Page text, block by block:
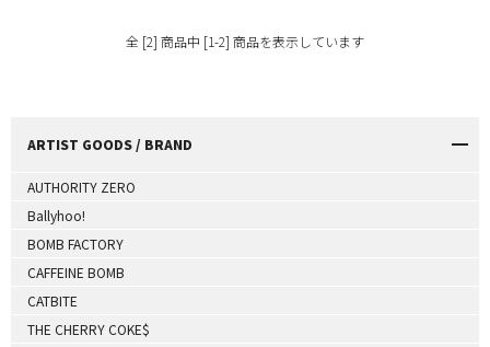
全 [2] 商品中 [1-2] 商品を表示しています
ARTIST GOODS / BRAND
AUTHORITY ZERO
Ballyhoo!
BOMB FACTORY
CAFFEINE BOMB
CATBITE
THE CHERRY COKE$